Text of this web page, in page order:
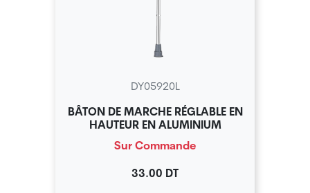
DY05920L
BÂTON DE MARCHE RÉGLABLE EN
HAUTEUR EN ALUMINIUM
Sur Commande
33.00 DT